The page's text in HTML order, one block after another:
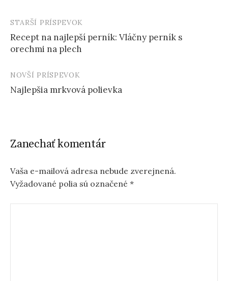
Post
navigation
STARŠÍ PRÍSPEVOK
Recept na najlepší perník: Vláčny perník s
orechmi na plech
NOVŠÍ PRÍSPEVOK
Najlepšia mrkvová polievka
Zanechať komentár
Vaša e-mailová adresa nebude zverejnená.
Vyžadované polia sú označené *